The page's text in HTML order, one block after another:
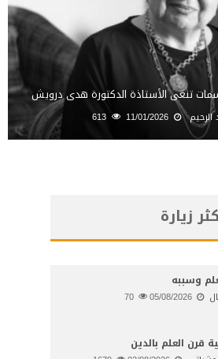
تنعى الأستاذة الدكتورة هدى درويش
الرحيم 11/01/2026
613
زيارة
وسببه
05/08/2026
قرن العلم بالدين